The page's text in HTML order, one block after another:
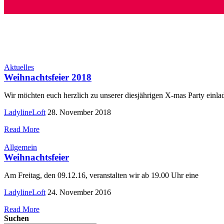
Aktuelles
Weihnachtsfeier 2018
Wir möchten euch herzlich zu unserer diesjährigen X-mas Party
LadylineLoft 28. November 2018
Read More
Allgemein
Weihnachtsfeier
Am Freitag, den 09.12.16, veranstalten wir ab 19.00 Uhr eine
LadylineLoft 24. November 2016
Read More
Suchen